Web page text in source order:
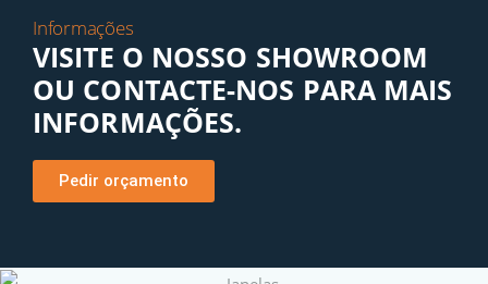
Informações
VISITE O NOSSO SHOWROOM
OU CONTACTE-NOS PARA MAIS
INFORMAÇÕES.
Pedir orçamento